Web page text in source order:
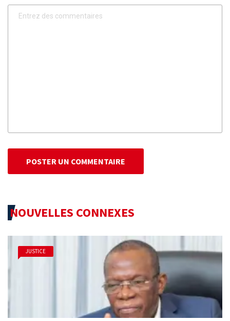
POSTER UN COMMENTAIRE
NOUVELLES CONNEXES
JUSTICE